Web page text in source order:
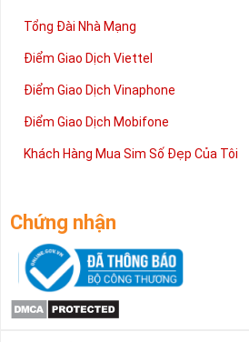
Tổng Đài Nhà Mạng
Điểm Giao Dịch Viettel
Điểm Giao Dịch Vinaphone
Điểm Giao Dịch Mobifone
Khách Hàng Mua Sim Số Đẹp Của Tôi
Chứng nhận